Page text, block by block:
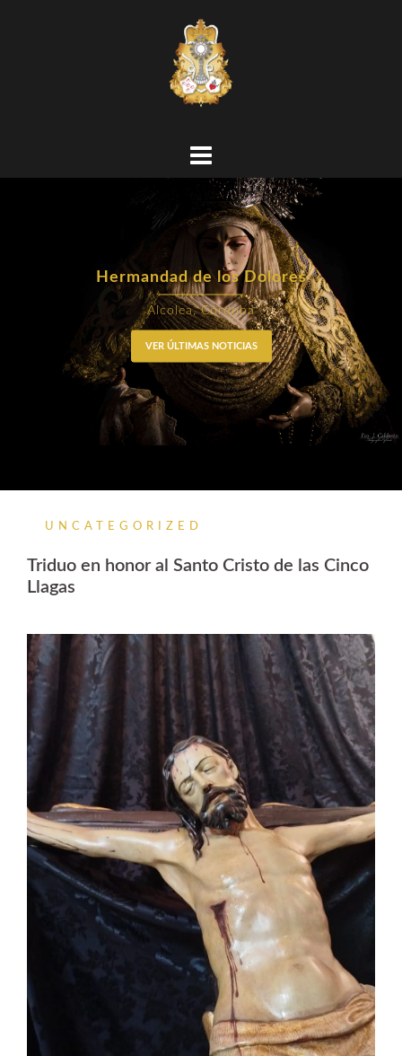
Hermandad de los Dolores
Alcolea, Córdoba
VER ÚLTIMAS NOTICIAS
UNCATEGORIZED
Triduo en honor al Santo Cristo de las Cinco
Llagas